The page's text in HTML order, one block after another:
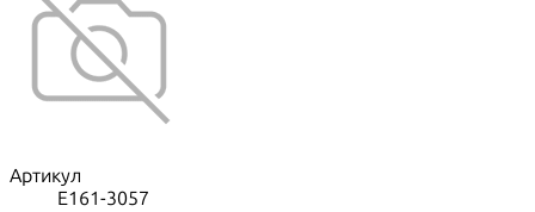
Артикул
E161-3057